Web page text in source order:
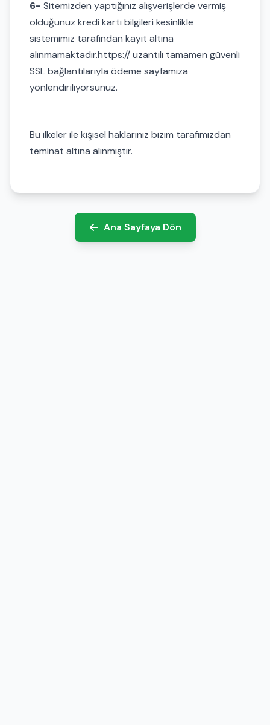
6- Sitemizden yaptığınız alışverişlerde vermiş
olduğunuz kredi kartı bilgileri kesinlikle
sistemimiz tarafından kayıt altına
alınmamaktadır.https:// uzantılı tamamen güvenli
SSL bağlantılarıyla ödeme sayfamıza
yönlendiriliyorsunuz.
Bu ilkeler ile kişisel haklarınız bizim tarafımızdan
teminat altına alınmıştır.
Ana Sayfaya Dön